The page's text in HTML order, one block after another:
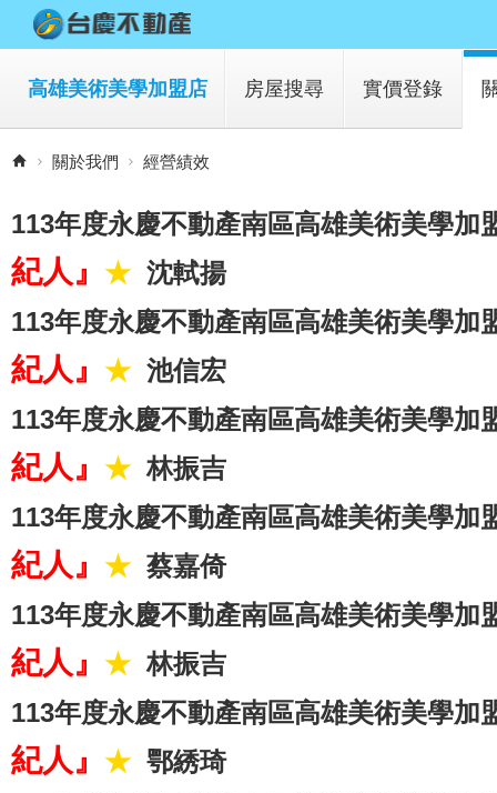
高雄美術美學加盟店 房屋搜尋 實價登錄
關於我們 經營績效
113年度永慶不動產南區高雄美術美學加
紀人』 ★ 沈軾揚
113年度永慶不動產南區高雄美術美學加
紀人』 ★ 池信宏
113年度永慶不動產南區高雄美術美學加
紀人』 ★林振吉
113年度永慶不動產南區高雄美術美學加
紀人』 ★ 蔡嘉倚
113年度永慶不動產南區高雄美術美學加
紀人』 ★林振吉
113年度永慶不動產南區高雄美術美學加
紀人』 ★ 鄂綉琦